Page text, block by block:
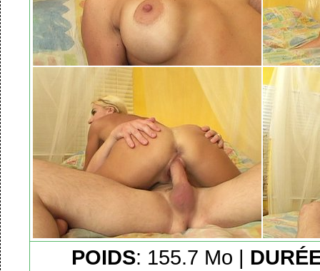
POIDS: 155.7 Mo |